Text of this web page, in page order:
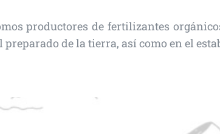
productores de fertilizantes
preparado de la tierra, así como en el